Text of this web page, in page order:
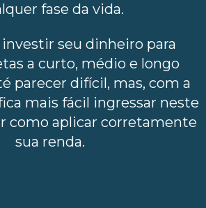
fase da vida.
seu dinheiro para
a curto, médio e longo
parecer difícil, mas, com a
mais fácil ingressar neste
como aplicar corretamente
sua renda.